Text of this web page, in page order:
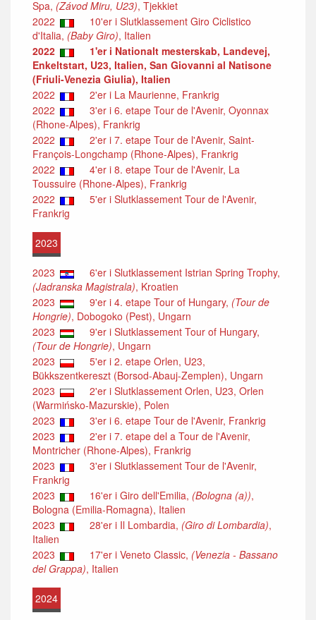
Spa, (Závod Miru, U23), Tjekkiet
2022
10'er i Slutklassement Giro Ciclistico
d'Italia, (Baby Giro), Italien
2022
1'er i Nationalt mesterskab, Landevej,
Enkeltstart, U23, Italien, San Giovanni al Natisone
(Friuli-Venezia Giulia), Italien
2022
2'er i La Maurienne, Frankrig
2022
3'er i 6. etape Tour de l'Avenir, Oyonnax
(Rhone-Alpes), Frankrig
2022
2'er i 7. etape Tour de l'Avenir, Saint-
François-Longchamp (Rhone-Alpes), Frankrig
2022
4'er i 8. etape Tour de l'Avenir, La
Toussuire (Rhone-Alpes), Frankrig
2022
5'er i Slutklassement Tour de l'Avenir,
Frankrig
2023
2023
6'er i Slutklassement Istrian Spring Trophy,
(Jadranska Magistrala), Kroatien
2023
9'er i 4. etape Tour of Hungary, (Tour de
Hongrie), Dobogoko (Pest), Ungarn
2023
9'er i Slutklassement Tour of Hungary,
(Tour de Hongrie), Ungarn
2023
5'er i 2. etape Orlen, U23,
Bükkszentkereszt (Borsod-Abauj-Zemplen), Ungarn
2023
2'er i Slutklassement Orlen, U23, Orlen
(Warmińsko-Mazurskie), Polen
2023
3'er i 6. etape Tour de l'Avenir, Frankrig
2023
2'er i 7. etape del a Tour de l'Avenir,
Montricher (Rhone-Alpes), Frankrig
2023
3'er i Slutklassement Tour de l'Avenir,
Frankrig
2023
16'er i Giro dell'Emilia, (Bologna (a)),
Bologna (Emilia-Romagna), Italien
2023
28'er i Il Lombardia, (Giro di Lombardia),
Italien
2023
17'er i Veneto Classic, (Venezia - Bassano
del Grappa), Italien
2024